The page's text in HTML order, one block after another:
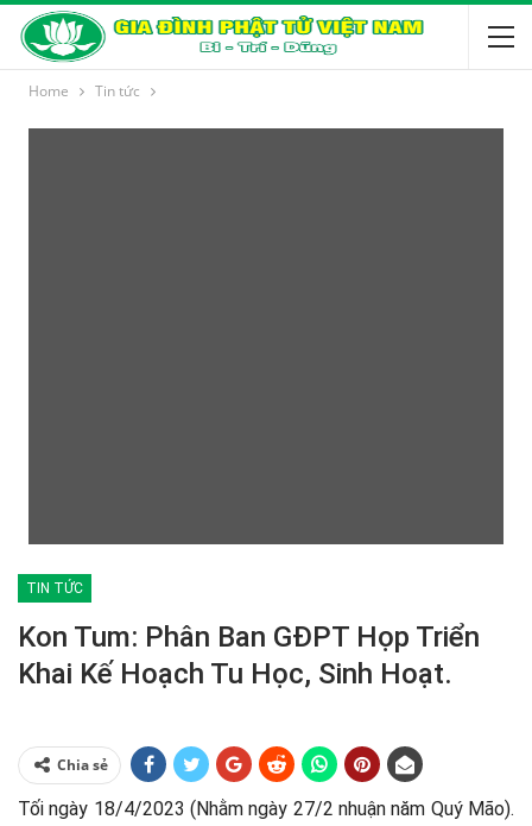
Home Tin tức
TIN TỨC
Kon Tum: Phân Ban GĐPT Họp Triển
Khai Kế Hoạch Tu Học, Sinh Hoạt.
Chia sẻ
Tối ngày 18/4/2023 (Nhằm ngày 27/2 nhuận năm Quý Mão).